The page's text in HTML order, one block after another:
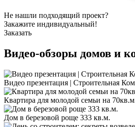
Не нашли подходящий проект?
Закажите индивидуальный!
Заказать
Видео-обзоры домов и
Видео презентация | Строительная
Квартира для молодой семьи на
Дом в березовой роще 333 кв.м.